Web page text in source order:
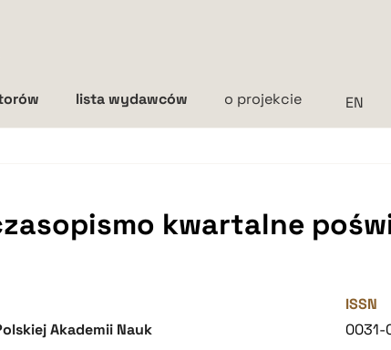
lista wydawców o projekcie
kwartalne
Akademii Nauk
ISSN
0031-